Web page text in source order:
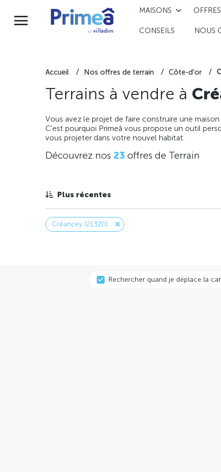
MAISONS OFFRES
CONSEILS NOUS
Accueil Nos offres de terrain Côte-d'or
Terrains à vendre à
Vous avez le projet de faire construire une
C'est pourquoi Primeâ vous propose un outil
vous projeter dans votre nouvel habitat.
Découvrez nos 23 offres de Terrain
Plus récentes
Créancey (21320)
Rechercher quand je déplace la